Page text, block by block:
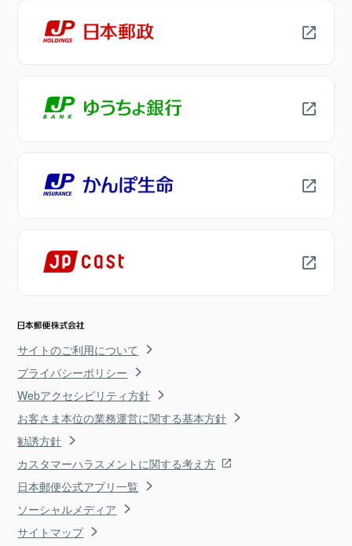
サイトのご利用について
プライバシーポリシー
Webアクセシビリティ方針
お客さま本位の業務運営に関する基本方針
勧誘方針
カスタマーハラスメントに関する考え方
日本郵便公式アプリ一覧
ソーシャルメディア
サイトマップ